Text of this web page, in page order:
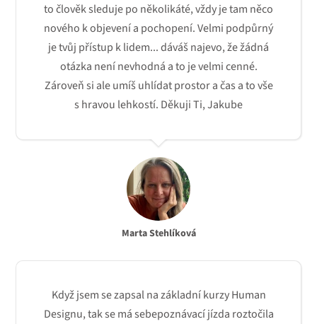
to člověk sleduje po několikáté, vždy je tam něco
nového k objevení a pochopení. Velmi podpůrný
je tvůj přístup k lidem... dáváš najevo, že žádná
otázka není nevhodná a to je velmi cenné.
Zároveň si ale umíš uhlídat prostor a čas a to vše
s hravou lehkostí. Děkuji Ti, Jakube
Marta Stehlíková
Když jsem se zapsal na základní kurzy Human
Designu, tak se má sebepoznávací jízda roztočila